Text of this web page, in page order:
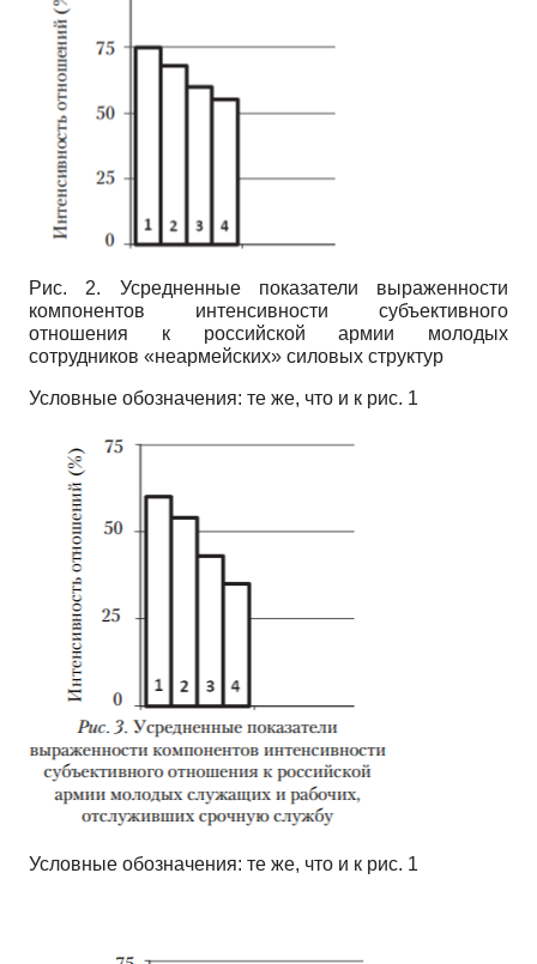
Рис. 2. Усредненные показатели выраженности
компонентов интенсивности субъективного
отношения к российской армии молодых
сотрудников «неармейских» силовых структур
Условные обозначения: те же, что и к рис. 1
Условные обозначения: те же, что и к рис. 1